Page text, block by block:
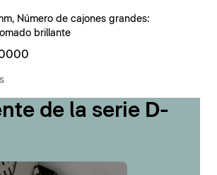
Número de cajones grandes:
brillante
de la serie D-